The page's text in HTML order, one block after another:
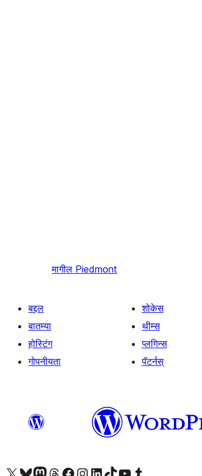
मागील Piedmont
बद्दल
बातम्या
होस्टिंग
गोपनीयता
शोकेस
थीम्स
प्लगिन्स
पॅटर्नस्
आमच्या X (एक्स) (पूर्वीचे ट्विटर) खात्याला भेट द्या आमच्या ब्लूस्की खात्याला भेट द्या.आमच्या Mastodon खात्याला भेट द्या.आमच्या थ्रेड्स खात्याला भेट द्या. आमच्या फेसबुक पेजला भेट द्या आमच्या इंस्टाग्राम खात्याला भेट द्या आमच्या लिंक्डइन खात्याला भेट द्या आमच्या टिकटॉक अकाउंटला भेट द्या.आमच्या यूट्यूब चॅनेलला भेट द्या आमच्या टंबलर खात्याला भेट द्या.